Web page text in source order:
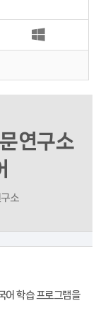
연구소
소
어 학습 프로그램을